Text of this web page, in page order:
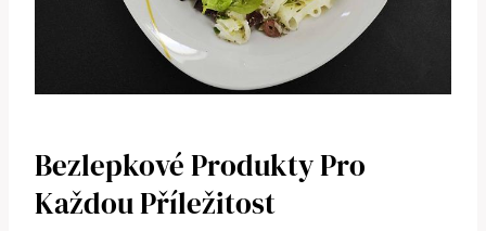
Bezlepkové Produkty Pro
Každou Příležitost